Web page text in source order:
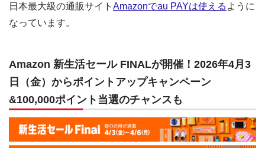
日本最大級の通販サイト Amazonでau PAYは使える ように
なっています。
Amazon 新生活セール FINALが開催！2026年4月3
日（金）からポイントアップキャンペーン
&100,000ポイント当選のチャンスも